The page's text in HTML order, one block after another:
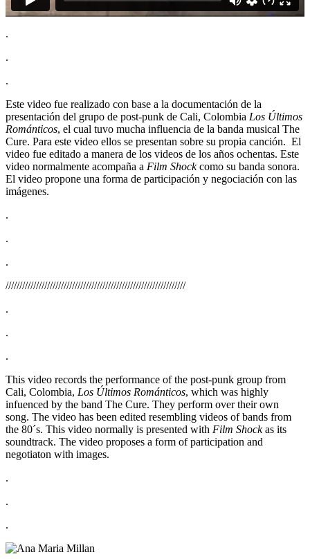
.
.
.
Este video fue realizado con base a la documentación de la
presentación del grupo de post-punk de Cali, Colombia Los Últimos
Románticos, el cual tuvo mucha influencia de la banda musical The
Cure. Para este video ellos se presentan sobre su propia canción. El
video fue editado a manera de los videos de los años ochentas. Este
video normalmente acompaña a Film Shockcomo su banda sonora.
El video propone una forma de participación y negociación con las
imágenes.
.
.
.
/////////////////////////////////////////////////////////////////
.
.
.
This video records the performance of the post-punk group from
Cali, Colombia, Los Últimos Románticos, which was highly
infuenced by the band The Cure. They perform over their own
song. The video has been edited resembling videos of bands from
the 80´s. This video normally is presented with Film Shockas its
soundtrack. The video proposes a form of participation and
negotiaton with images.
.
.
.